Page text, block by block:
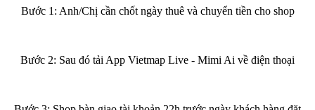
Bước 1: Anh/Chị cần chốt ngày thuê và chuyển tiền cho shop
Bước 2: Sau đó tải App Vietmap Live - Mimi Ai về điện thoại